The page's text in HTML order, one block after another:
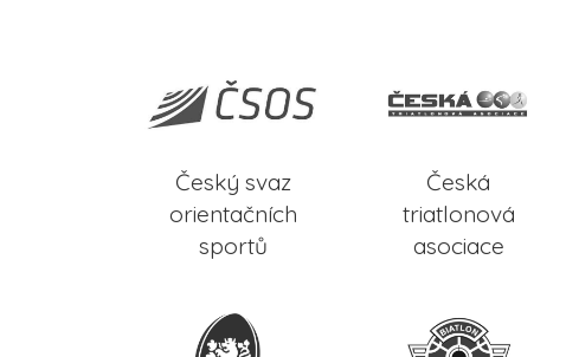
Český svaz
orientačních
sportů
Česká
triatlonová
asociace